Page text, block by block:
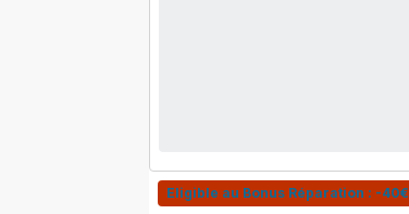
Eligible au Bonus Réparation : -40€